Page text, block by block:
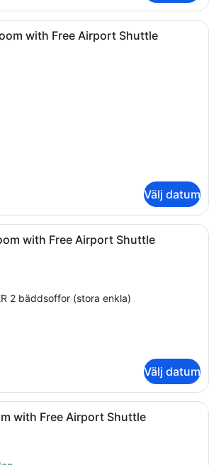
Ett modernt hotellrum med en
with Free Airport Shuttle
Välj datum
Ett modernt hotellrum med en
with Free Airport Shuttle
2 bäddsoffor (stora enkla)
Välj datum
Ett sovrum med en säng, en soffa
with Free Airport Shuttle